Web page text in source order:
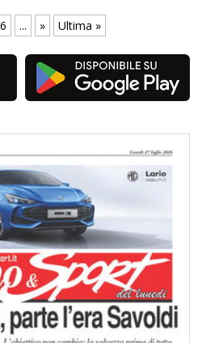
... » Ultima »